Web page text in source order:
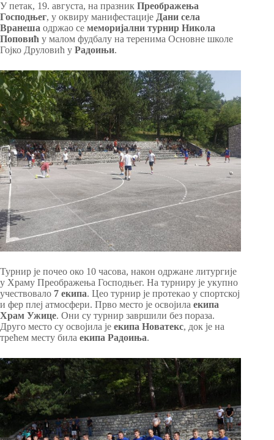
У петак, 19. aвгуста, на празник Преображења
Господњег, у оквиру манифестације Дани села
Вранеша одржао се меморијални турнир Никола
Поповић у малом фудбалу на теренима Основне школе
Гојко Друловић у Радоињи.
Турнир је почео око 10 часова, након одржане литургије
у Храму Преображења Господњег. На турниру је укупно
учествовало 7 екипа. Цео турнир је протекао у спортској
и фер плеј атмосфери. Прво место је освојила екипа
Храм Ужице. Они су турнир завршили без пораза.
Друго место су освојила је екипа Новатекс, док је на
трећем месту била екипа Радоиња.